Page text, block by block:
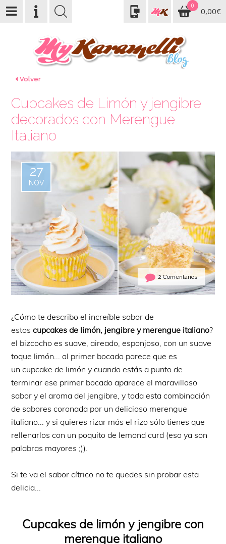
0
0,00€
Volver
Cupcakes de Limón y jengibre
decorados con Merengue
Italiano
27
NOV
2 Comentarios
¿Cómo te describo el increíble sabor de
estoscupcakes de limón, jengibre y merengue italiano?
el bizcocho es suave, aireado, esponjoso, con un suave
toque limón... al primer bocado parece que es
un cupcake de limón y cuando estás a punto de
terminar ese primer bocado aparece el maravilloso
sabor y el aroma del jengibre, y toda esta combinación
de sabores coronada por un delicioso merengue
italiano... y si quieres rizar más el rizo sólo tienes que
rellenarlos con un poquito de lemond curd (eso ya son
palabras mayores ;)).
Si te va el sabor cítrico no te quedes sin probar esta
delicia...
Cupcakes de limón y jengibre con
merengue italiano